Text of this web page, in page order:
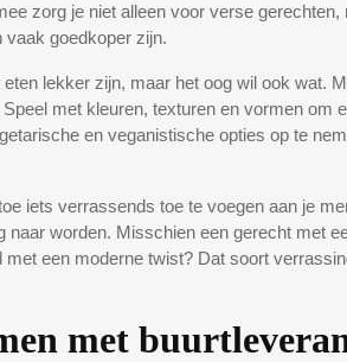
zorg je niet alleen voor verse
goedkoper zijn.
lekker zijn, maar het oog wil ook wat.
met kleuren, texturen en vormen om
en veganistische opties op te
iets verrassends toe te voegen aan je
naar worden. Misschien een gerecht met
met een moderne twist? Dat soort
met